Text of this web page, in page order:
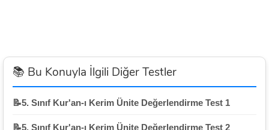
📚 Bu Konuyla İlgili Diğer Testler
📝5. Sınıf Kur'an-ı Kerim Ünite Değerlendirme Test 1
📝5. Sınıf Kur'an-ı Kerim Ünite Değerlendirme Test 2